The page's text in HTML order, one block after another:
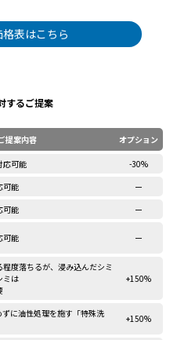
表はこちら
するご提案
提案内容 オプション
応可能
-30%
可能
ー
可能
ー
可能 ー
度落ちるが、浸み込んだシミ
ミは
+150%
に油性処理を施す「特殊洗
+150%